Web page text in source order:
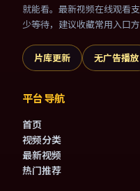
就能看。最新视频在线观看
少等待，建议收藏常用入口方
片库更新 无广告播放
平台导航
首页
视频分类
最新视频
热门推荐